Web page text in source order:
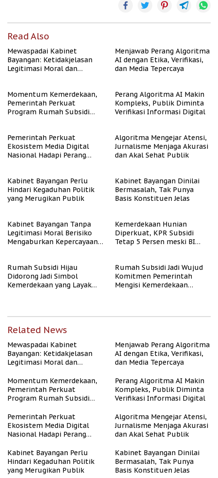
Read Also
Mewaspadai Kabinet
Bayangan: Ketidakjelasan
Legitimasi Moral dan
Menjawab Perang Algoritma
AI dengan Etika, Verifikasi,
dan Media Tepercaya
Momentum Kemerdekaan,
Pemerintah Perkuat
Program Rumah Subsidi
Perang Algoritma AI Makin
Kompleks, Publik Diminta
Verifikasi Informasi Digital
Pemerintah Perkuat
Ekosistem Media Digital
Nasional Hadapi Perang
Algoritma Mengejar Atensi,
Jurnalisme Menjaga Akurasi
dan Akal Sehat Publik
Kabinet Bayangan Perlu
Hindari Kegaduhan Politik
yang Merugikan Publik
Kabinet Bayangan Dinilai
Bermasalah, Tak Punya
Basis Konstituen Jelas
Kabinet Bayangan Tanpa
Legitimasi Moral Berisiko
Mengaburkan Kepercayaan
Kemerdekaan Hunian
Diperkuat, KPR Subsidi
Tetap 5 Persen meski BI
Rumah Subsidi Hijau
Didorong Jadi Simbol
Kemerdekaan yang Layak
Rumah Subsidi Jadi Wujud
Komitmen Pemerintah
Mengisi Kemerdekaan
Related News
Mewaspadai Kabinet
Bayangan: Ketidakjelasan
Legitimasi Moral dan
Menjawab Perang Algoritma
AI dengan Etika, Verifikasi,
dan Media Tepercaya
Momentum Kemerdekaan,
Pemerintah Perkuat
Program Rumah Subsidi
Berpenghasilan Rendah
Perang Algoritma AI Makin
Kompleks, Publik Diminta
Verifikasi Informasi Digital
Pemerintah Perkuat
Ekosistem Media Digital
Nasional Hadapi Perang
Algoritma Mengejar Atensi,
Jurnalisme Menjaga Akurasi
dan Akal Sehat Publik
Kabinet Bayangan Perlu
Hindari Kegaduhan Politik
yang Merugikan Publik
Kabinet Bayangan Dinilai
Bermasalah, Tak Punya
Basis Konstituen Jelas